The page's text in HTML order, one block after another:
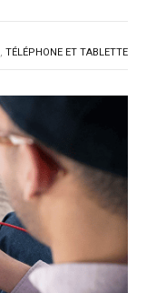
, TÉLÉPHONE ET TABLETTE